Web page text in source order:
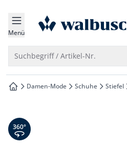
springen
springen
springen
springen
Menü zur
Suchbegriff / Artikel-Nr.
zur Startseite
Damen-Mode Schuhe Stiefel
360° Ansicht